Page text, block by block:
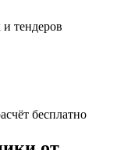
тендеров
бесплатно